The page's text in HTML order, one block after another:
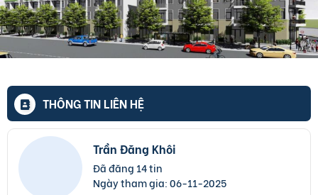
THÔNG TIN LIÊN HỆ
Trần Đăng Khôi
Đã đăng 14 tin
Ngày tham gia:06-11-2025